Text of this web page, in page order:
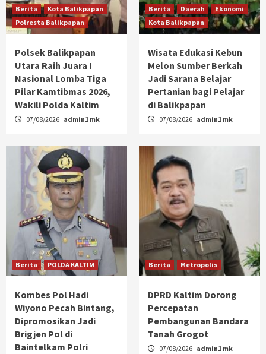
Berita
Kota Balikpapan
Polresta Balikpapan
Polsek Balikpapan
Utara Raih Juara I
Nasional Lomba Tiga
Pilar Kamtibmas 2026,
Wakili Polda Kaltim
07/08/2026 admin1 mk
Berita Daerah
Ekonomi
Kota Balikpapan
Wisata Edukasi Kebun
Melon Sumber Berkah
Jadi Sarana Belajar
Pertanian bagi Pelajar
di Balikpapan
07/08/2026 admin1 mk
Berita POLDA KALTIM
Kombes Pol Hadi
Wiyono Pecah Bintang,
Dipromosikan Jadi
Brigjen Pol di
Baintelkam Polri
Berita Metropolis
DPRD Kaltim Dorong
Percepatan
Pembangunan Bandara
Tanah Grogot
07/08/2026 admin1 mk